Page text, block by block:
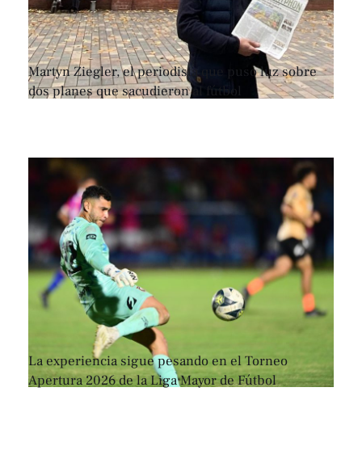
Martyn Ziegler, el periodista que puso luz sobre
dos planes que sacudieron al fútbol
La experiencia sigue pesando en el Torneo
Apertura 2026 de la Liga Mayor de Fútbol